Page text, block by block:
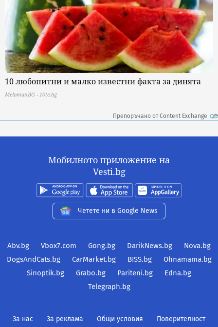
10 любопитни и малко известни факта за динята
MelomanBG - 10te.bg
Препоръчано от Content Exchange
Мобилното приложение на
Vesti.bg
Четете ни в Google News
Abv.bg Vbox7.com Gong.bg DarikNews.bg
Nova.bg
DogsAndCats.bg
CarMarket.bg BISS.bg
Ohnamama.bg
Sinoptik.bg
Grabo.bg Pariteni.bg
Edna.bg
Telegraph.bg
За нас За реклама Общи условия
Поверителност